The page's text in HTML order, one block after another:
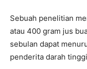
Sebuah penelitian
atau 400 gram jus
sebulan dapat
penderita darah